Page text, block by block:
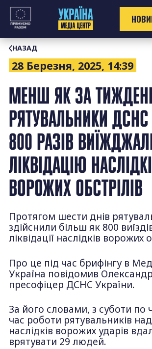
Перейти
контенту
НАЗАД
28 Березня, 2025, 14:39
МЕНШ ЯК ЗА
РЯТУВАЛЬНИКИ
800 РАЗІВ
ЛІКВІДАЦІЮ
ВОРОЖИХ ОБСТРІЛІВ
Протягом шести днів
здійснили більш як 800
ліквідації наслідків ворожих
Про це під час брифінгу в
Україна повідомив
пресофіцер ДСНС України.
За його словами, з суботи по
час роботи рятувальників
наслідків ворожих ударів
врятувати 29 людей.